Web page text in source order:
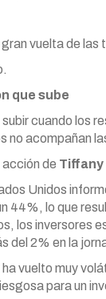
vuelta de las
que sube
cuando los
no acompañan
de Tiffany
Unidos
44%, lo que
los inversores
del 2% en la
vuelto muy
para un